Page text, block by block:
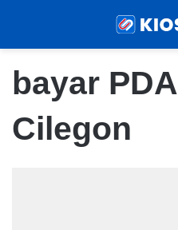
bayar
Cilegon